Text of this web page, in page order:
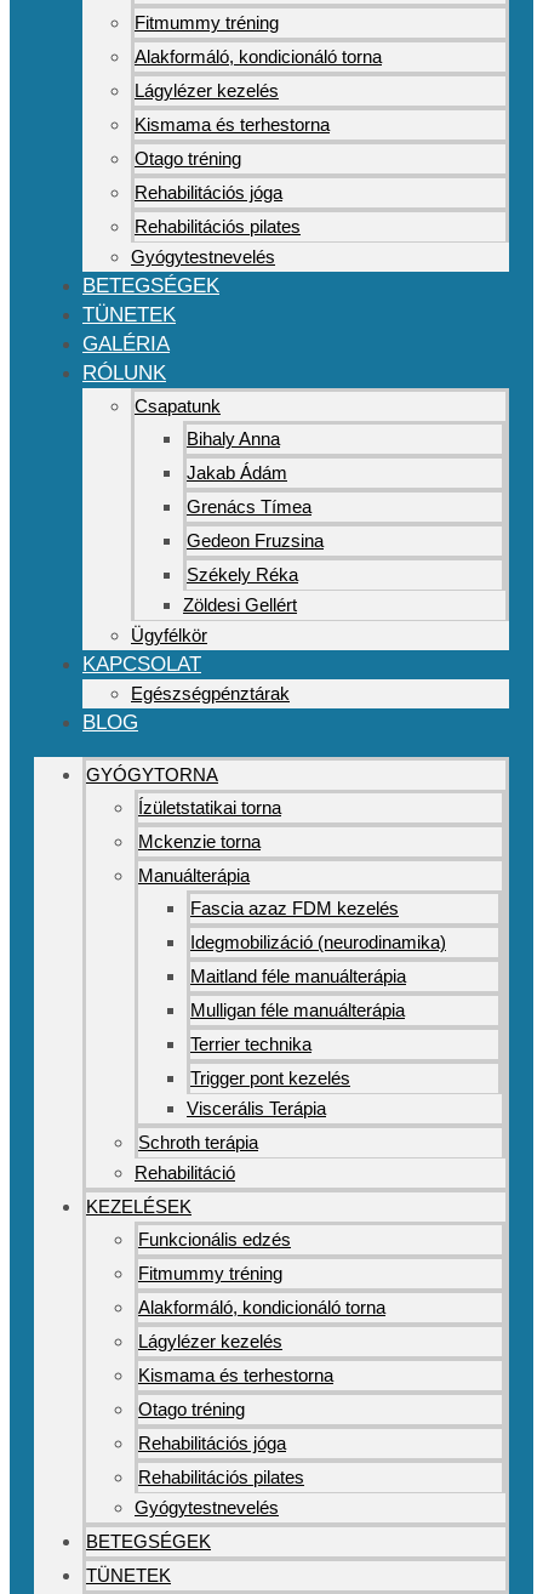
Fitmummy tréning
Alakformáló, kondicionáló torna
Lágylézer kezelés
Kismama és terhestorna
Otago tréning
Rehabilitációs jóga
Rehabilitációs pilates
Gyógytestnevelés
BETEGSÉGEK
TÜNETEK
GALÉRIA
RÓLUNK
Csapatunk
Bihaly Anna
Jakab Ádám
Grenács Tímea
Gedeon Fruzsina
Székely Réka
Zöldesi Gellért
Ügyfélkör
KAPCSOLAT
Egészségpénztárak
BLOG
GYÓGYTORNA
Ízületstatikai torna
Mckenzie torna
Manuálterápia
Fascia azaz FDM kezelés
Idegmobilizáció (neurodinamika)
Maitland féle manuálterápia
Mulligan féle manuálterápia
Terrier technika
Trigger pont kezelés
Viscerális Terápia
Schroth terápia
Rehabilitáció
KEZELÉSEK
Funkcionális edzés
Fitmummy tréning
Alakformáló, kondicionáló torna
Lágylézer kezelés
Kismama és terhestorna
Otago tréning
Rehabilitációs jóga
Rehabilitációs pilates
Gyógytestnevelés
BETEGSÉGEK
TÜNETEK